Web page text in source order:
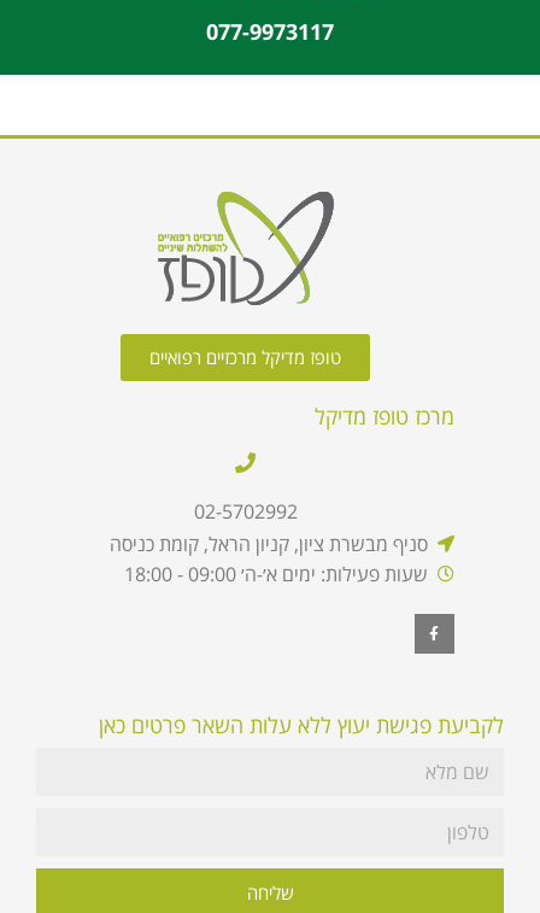
077-9973117
טופז מדיקל מרכזיים רפואיים
מרכז טופז מדיקל
02-5702992
סניף מבשרת ציון, קניון הראל, קומת כניסה
שעות פעילות: ימים א׳-ה׳ 09:00 - 18:00
לקביעת פגישת יעוץ ללא עלות השאר פרטים כאן
שליחה